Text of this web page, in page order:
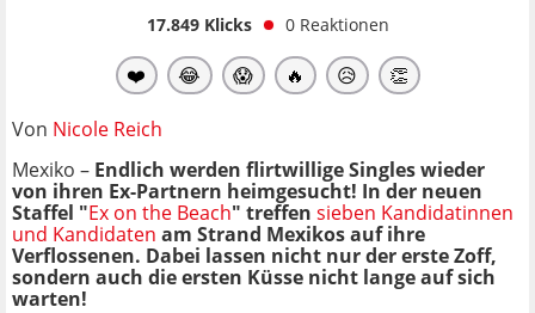
17.849Klicks 0 Reaktionen
❤️ 😂 😱 🔥 😥 👏
Von Nicole Reich
Mexiko – Endlich werden flirtwillige Singles wieder
von ihren Ex-Partnern heimgesucht! In der neuen
Staffel "Ex on the Beach" treffen sieben Kandidatinnen
und Kandidaten am Strand Mexikos auf ihre
Verflossenen. Dabei lassen nicht nur der erste Zoff,
sondern auch die ersten Küsse nicht lange auf sich
warten!